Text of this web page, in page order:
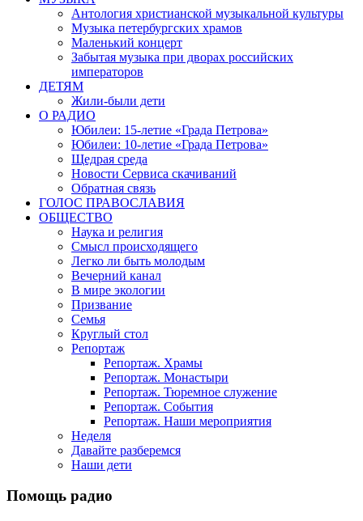
Антология христианской музыкальной культуры
Музыка петербургских храмов
Маленький концерт
Забытая музыка при дворах российских
императоров
ДЕТЯМ
Жили-были дети
О РАДИО
Юбилеи: 15-летие «Града Петрова»
Юбилеи: 10-летие «Града Петрова»
Щедрая среда
Новости Сервиса скачиваний
Обратная связь
ГОЛОС ПРАВОСЛАВИЯ
ОБЩЕСТВО
Наука и религия
Смысл происходящего
Легко ли быть молодым
Вечерний канал
В мире экологии
Призвание
Семья
Круглый стол
Репортаж
Репортаж. Храмы
Репортаж. Монастыри
Репортаж. Тюремное служение
Репортаж. События
Репортаж. Наши мероприятия
Неделя
Давайте разберемся
Наши дети
Помощь радио